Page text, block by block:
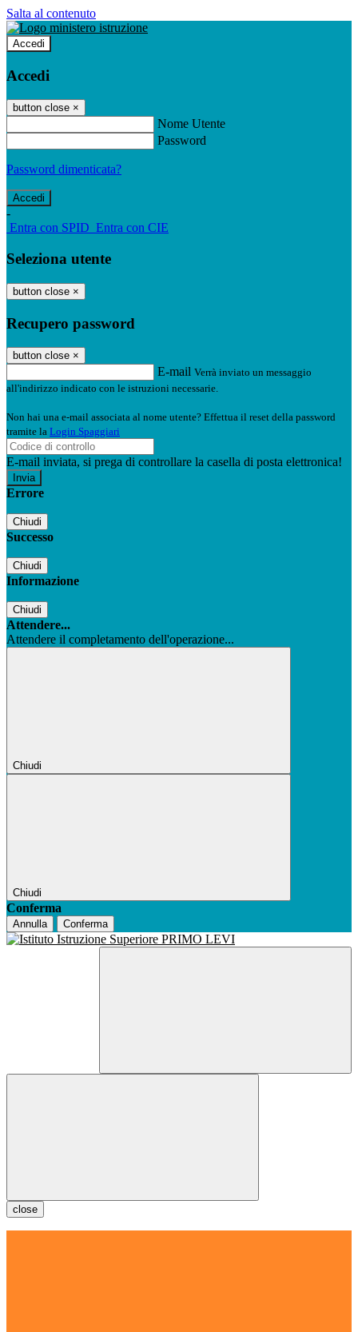
Salta al contenuto
Accedi
Accedi
button close ×
Nome Utente
Password
Password dimenticata?
-
Entra con SPID Entra con CIE
Seleziona utente
button close ×
Recupero password
button close ×
E-mail Verrà inviato un messaggio
all'indirizzo indicato con le istruzioni necessarie.
Non hai una e-mail associata al nome utente? Effettua il reset della password
tramite la Login Spaggiari
E-mail inviata, si prega di controllare la casella di posta elettronica!
Errore
Chiudi
Successo
Chiudi
Informazione
Chiudi
Attendere...
Attendere il completamento dell'operazione...
Chiudi
Chiudi
Conferma
Annulla Conferma
close